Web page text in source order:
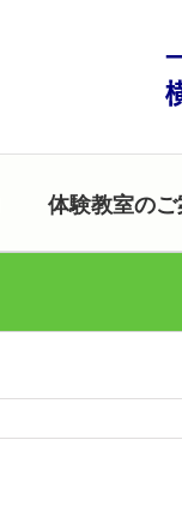
体験教室のご